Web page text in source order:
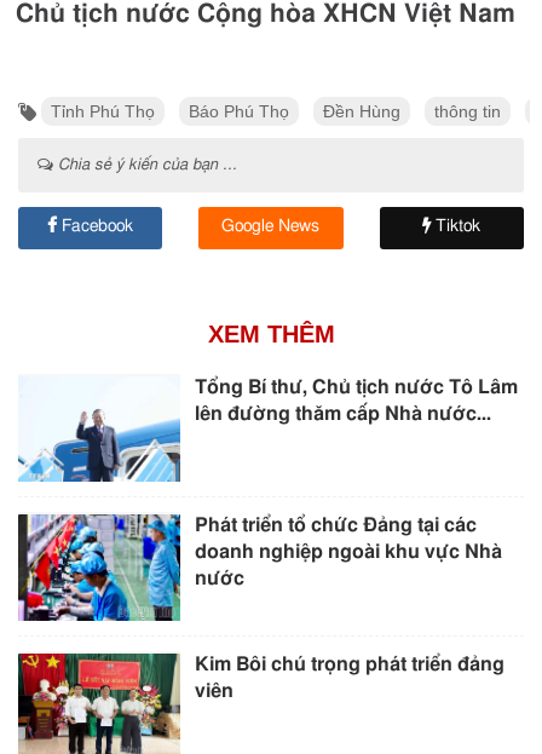
Chủ tịch nước Cộng hòa XHCN Việt Nam
Tỉnh Phú Thọ Báo Phú Thọ Đền Hùng thông tin
Chia sẻ ý kiến của bạn ...
Facebook Google News Tiktok
XEM THÊM
Tổng Bí thư, Chủ tịch nước Tô Lâm
lên đường thăm cấp Nhà nước...
Phát triển tổ chức Đảng tại các
doanh nghiệp ngoài khu vực Nhà
nước
Kim Bôi chú trọng phát triển đảng
viên